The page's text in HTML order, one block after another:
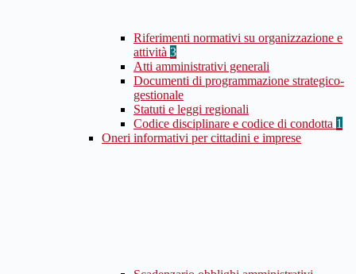
Riferimenti normativi su organizzazione e
attività 3
Atti amministrativi generali
Documenti di programmazione strategico-
gestionale
Statuti e leggi regionali
Codice disciplinare e codice di condotta 1
Oneri informativi per cittadini e imprese